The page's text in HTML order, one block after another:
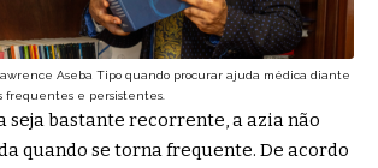
Aseba Tipo quando procurar ajuda médica diante
frequentes e persistentes.
seja bastante recorrente, a azia não
quando se torna frequente. De acordo